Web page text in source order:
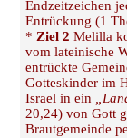
Endzeitzeichen
Entrückung (1
* Ziel 2 Melilla
vom lateinische
entrückte
Gotteskinder im
Israel in ein
20,24) von Gott
Brautgemeinde